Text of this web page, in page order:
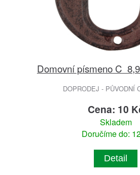
Domovní písmeno C
DOPRODEJ - PŮVODNÍ
Cena: 10
Skladem
Doručíme do:
Detail